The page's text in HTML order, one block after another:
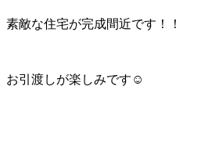
素敵な住宅が完成間近です！！
お引渡しが楽しみです☺